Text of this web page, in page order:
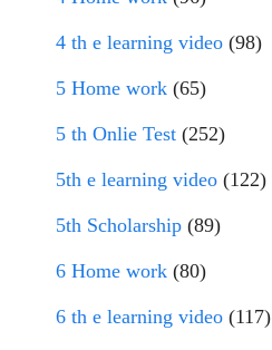
4 th e learning video (98)
5 Home work (65)
5 th Onlie Test (252)
5th e learning video (122)
5th Scholarship (89)
6 Home work (80)
6 th e learning video (117)